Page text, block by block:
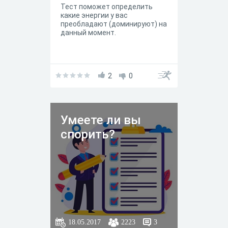
человека - это результат
мышления, подчинения
многочисленным "следует",
"нужно" и "должен". Поскольку
сам человек невольно
прекратить испытывать
страдания.
Тест поможет определить
какие энергии у вас
преобладают (доминируют) на
данный момент.
2 0
Умеете ли вы
спорить?
18.05.2017 2223 3